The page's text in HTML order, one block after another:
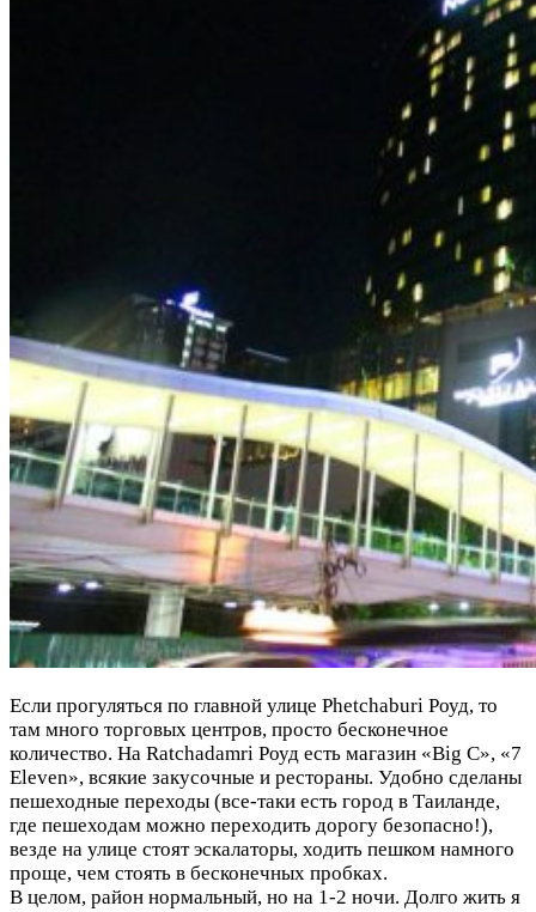
Если прогуляться по главной улице Phetchaburi Роуд, то
там много торговых центров, просто бесконечное
количество. На Ratchadamri Роуд есть магазин «Big C», «7
Eleven», всякие закусочные и рестораны. Удобно сделаны
пешеходные переходы (все-таки есть город в Таиланде,
где пешеходам можно переходить дорогу безопасно!),
везде на улице стоят эскалаторы, ходить пешком намного
проще, чем стоять в бесконечных пробках.
В целом, район нормальный, но на 1-2 ночи. Долго жить я